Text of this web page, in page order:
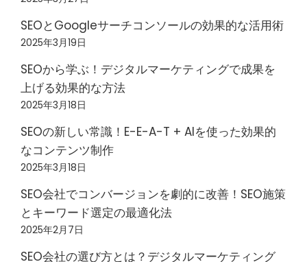
SEOとGoogleサーチコンソールの効果的な活用術
2025年3月19日
SEOから学ぶ！デジタルマーケティングで成果を
上げる効果的な方法
2025年3月18日
SEOの新しい常識！E-E-A-T + AIを使った効果的
なコンテンツ制作
2025年3月18日
SEO会社でコンバージョンを劇的に改善！SEO施策
とキーワード選定の最適化法
2025年2月7日
SEO会社の選び方とは？デジタルマーケティング